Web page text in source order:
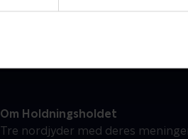
Fantasifulde rum
Om Holdningsholdet
Tre nordjyder med deres